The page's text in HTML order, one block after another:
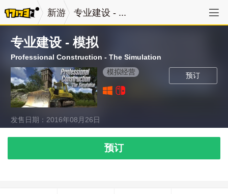
新游 专业建设 - ...
专业建设 - 模拟
Professional Construction - The Simulation
预订
模拟经营
发售日期：2016年08月26日
预订